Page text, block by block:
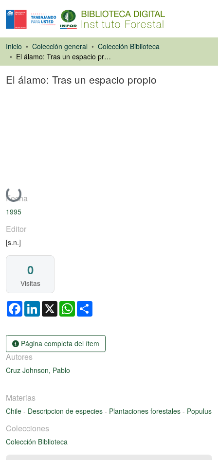
Inicio Colección general
Colección Biblioteca
El álamo: Tras un espacio propio
El álamo: Tras un espacio propio
Cargando...
Fecha
1995
Editor
[s.n.]
0
Visitas
FacebookLinkedIn
X WhatsApp
Página completa del ítem
Autores
Cruz Johnson, Pablo
Materias
Chile - Descripcion de especies - Plantaciones forestales - Populus
Colecciones
Colección Biblioteca